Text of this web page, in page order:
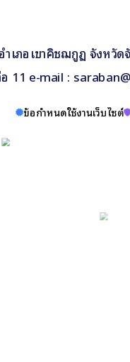
เภอเขาคิชฌกูฏ จังหวั
11 e-mail :
ข้อกำหนดใช้งานเว็บไซต์